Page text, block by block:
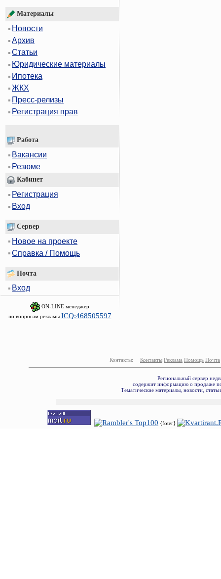
Материалы
Новости
Архив
Статьи
Юридические материалы
Ипотека
ЖКХ
Пресс-релизы
Регистрация прав
Работа
Вакансии
Резюме
Кабинет
Регистрация
Вход
Сервер
Новое на проекте
Справка / Помощь
Почта
Вход
ON-LINE менеджер
по вопросам рекламы ICQ:468505597
Контакты: Контакты Реклама Помощь Почта
Региональный сервер
содержит информацию о продаже
Тематические материалы, новости,
{foter}